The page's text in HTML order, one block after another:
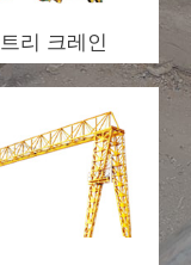
리 크레인